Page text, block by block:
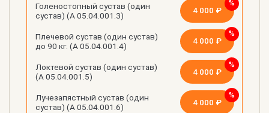
Голеностопный сустав (один
сустав) (А 05.04.001.3)
4 000 ₽
Плечевой сустав (один сустав)
до 90 кг. (А 05.04.001.4)
4 000 ₽
Локтевой сустав (один сустав)
(А 05.04.001.5)
4 000 ₽
Лучезапястный сустав (один
сустав) (А 05.04.001.6)
4 000 ₽